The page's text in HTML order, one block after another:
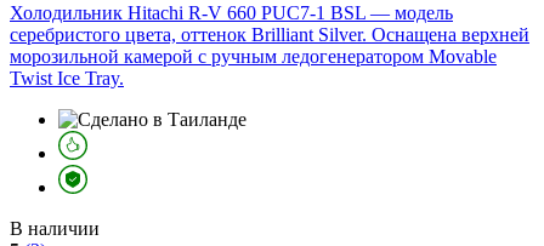
Холодильник Hitachi R-V 660 PUC7-1 BSL — модель
серебристого цвета, оттенок Brilliant Silver. Оснащена верхней
морозильной камерой с ручным ледогенератором Movable
Twist Ice Tray.
В наличии